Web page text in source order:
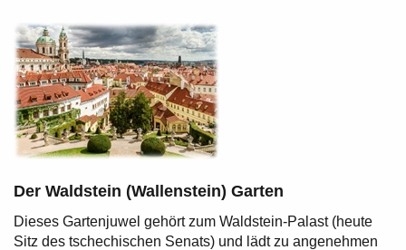
Der Waldstein (Wallenstein) Garten
Dieses Gartenjuwel gehört zum Waldstein-Palast (heute
Sitz des tschechischen Senats) und lädt zu angenehmen